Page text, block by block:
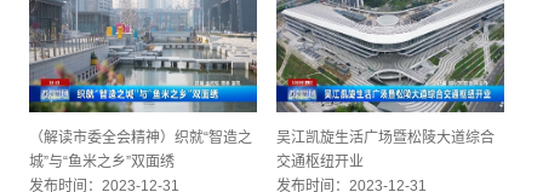
（解读市委全会精神）织就“智造之
城”与“鱼米之乡”双面绣
发布时间：2023-12-31
吴江凯旋生活广场暨松陵大道综合
交通枢纽开业
发布时间：2023-12-31